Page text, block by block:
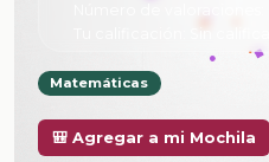
Sin calificar
Matemáticas
🎒 Agregar a mi Mochila